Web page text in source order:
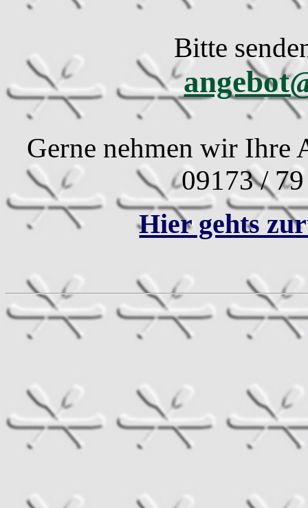
Bitte
Gerne nehmen wir Ihre
09173 /
Hier gehts